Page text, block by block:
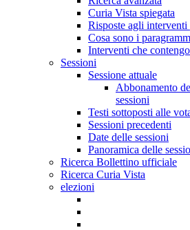
Curia Vista spiegata
Risposte agli interventi
Cosa sono i
Interventi che
Sessioni
Sessione attuale
Abbonamento
sessioni
Testi sottoposti alle
Sessioni precedenti
Date delle sessioni
Panoramica delle
Ricerca Bollettino ufficiale
Ricerca Curia Vista
elezioni